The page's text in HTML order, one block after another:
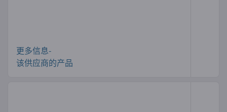
更多信息-
该供应商的产品